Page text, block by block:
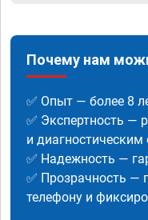
Почему нам
✅ Опыт — более 8
✅ Экспертность —
и
✅ Надежность —
✅ Прозрачность —
телефону и